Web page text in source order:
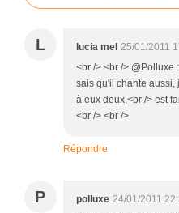
L lucia mel 25/01/2011
<br /> <br /> @Polluxe
sais qu'il chante aussi,
à eux deux,<br /> est
<br /> <br />
Répondre
P polluxe 24/01/2011